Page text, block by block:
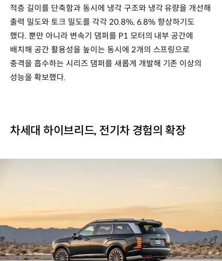
적층 길이를 단축함과 동시에 냉각 구조와 냉각 유량을 개선해
출력 밀도와 토크 밀도를 각각 20.8%, 6.8% 향상하기도
했다. 뿐만 아니라 변속기 댐퍼를 P1 모터의 내부 공간에
배치해 공간 활용성을 높이는 동시에 2개의 스프링으로
충격을 흡수하는 시리즈 댐퍼를 새롭게 개발해 기존 이상의
성능을 확보했다.
차세대 하이브리드, 전기차 경험의 확장